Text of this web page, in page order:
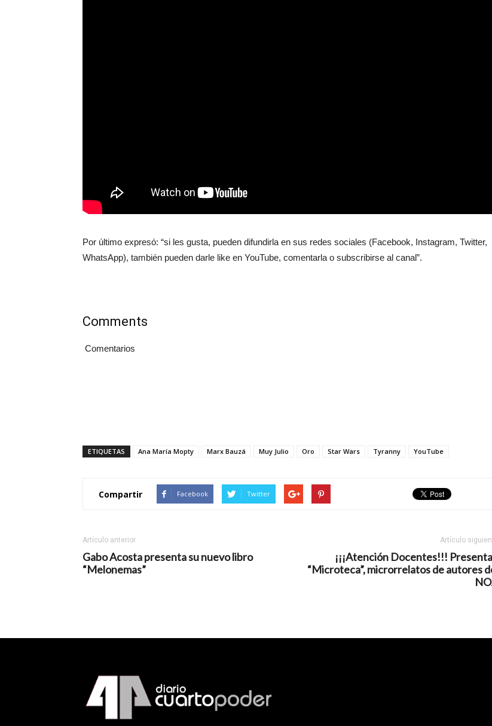
Por último expresó: “si les gusta, pueden difundirla en sus redes sociales (Facebook, Instagram, Twitter,
WhatsApp), también pueden darle like en YouTube, comentarla o subscribirse al canal”.
Comments
Comentarios
ETIQUETAS Ana María Mopty Marx Bauzá Muy Julio Oro Star Wars Tyranny YouTube
Compartir Facebook Twitter
Artículo anterior
Gabo Acosta presenta su nuevo libro
“Melonemas”
Artículo
¡¡¡Atención Docentes!!!
“Microteca”, microrrelatos de autores